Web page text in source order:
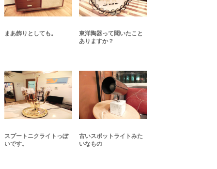
まあ飾りとしても。
東洋陶器って聞いたこと
ありますか？
スプートニクライトっぽ
いです。
古いスポットライトみた
いなもの